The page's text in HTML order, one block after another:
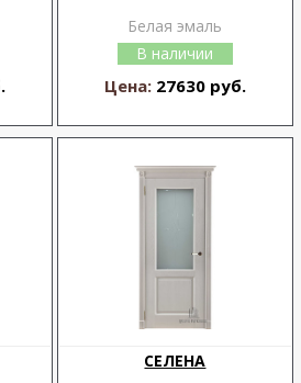
Белая эмаль
В наличии
Цена: 27630 руб.
СЕЛЕНА